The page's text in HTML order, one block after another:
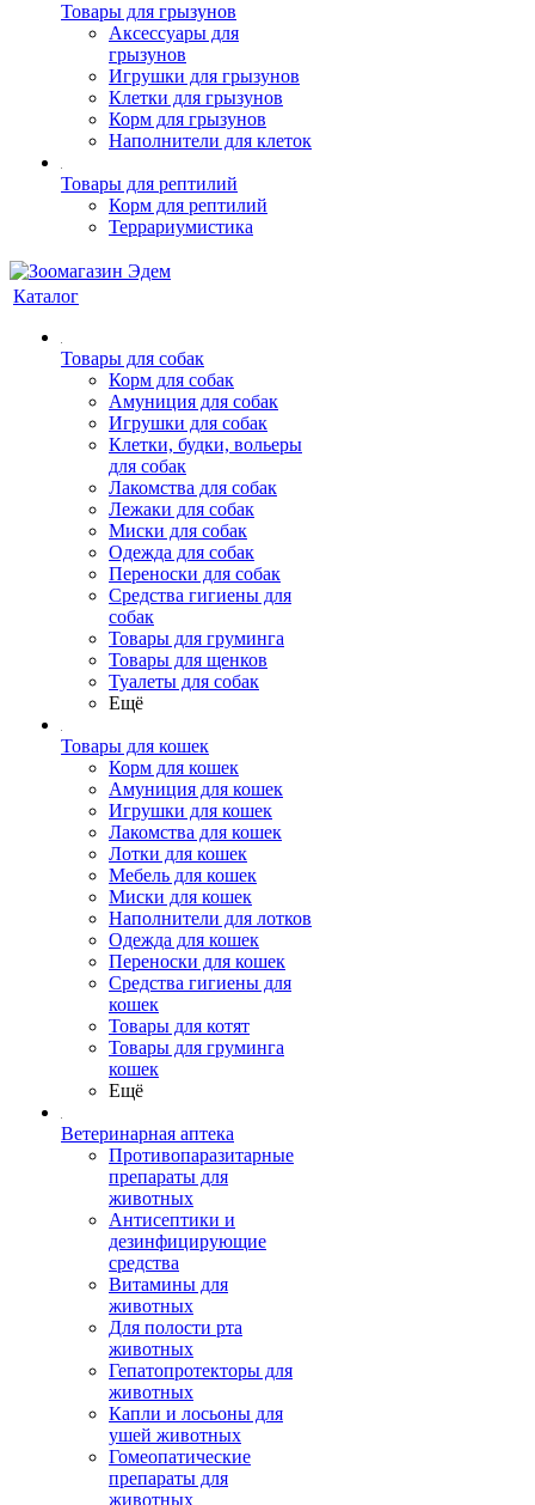
Товары для грызунов
Аксессуары для
грызунов
Игрушки для грызунов
Клетки для грызунов
Корм для грызунов
Наполнители для клеток
Товары для рептилий
Корм для рептилий
Террариумистика
Каталог
Товары для собак
Корм для собак
Амуниция для собак
Игрушки для собак
Клетки, будки, вольеры
для собак
Лакомства для собак
Лежаки для собак
Миски для собак
Одежда для собак
Переноски для собак
Средства гигиены для
собак
Товары для груминга
Товары для щенков
Туалеты для собак
Ещё
Товары для кошек
Корм для кошек
Амуниция для кошек
Игрушки для кошек
Лакомства для кошек
Лотки для кошек
Мебель для кошек
Миски для кошек
Наполнители для лотков
Одежда для кошек
Переноски для кошек
Средства гигиены для
кошек
Товары для котят
Товары для груминга
кошек
Ещё
Ветеринарная аптека
Противопаразитарные
препараты для
животных
Антисептики и
дезинфицирующие
средства
Витамины для
животных
Для полости рта
животных
Гепатопротекторы для
животных
Капли и лосьоны для
ушей животных
Гомеопатические
препараты для
животных